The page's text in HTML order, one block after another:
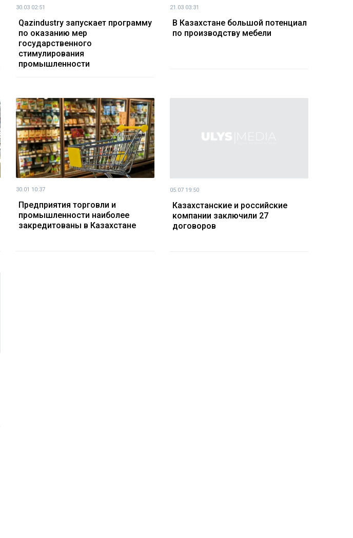
30.03 02:51
Qazindustry запускает программу
по оказанию мер
государственного
стимулирования
промышленности
21.03 03:31
В Казахстане большой потенциал
по производству мебели
30.01 10:37
Предприятия торговли и
промышленности наиболее
закредитованы в Казахстане
05.07 19:50
Казахстанские и российские
компании заключили 27
договоров